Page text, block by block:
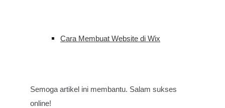
Cara Membuat Website di Wix
Semoga artikel ini membantu. Salam sukses
online!